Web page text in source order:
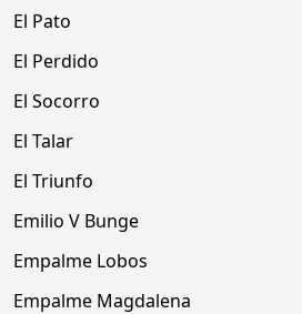
El Pato
El Perdido
El Socorro
El Talar
El Triunfo
Emilio V Bunge
Empalme Lobos
Empalme Magdalena